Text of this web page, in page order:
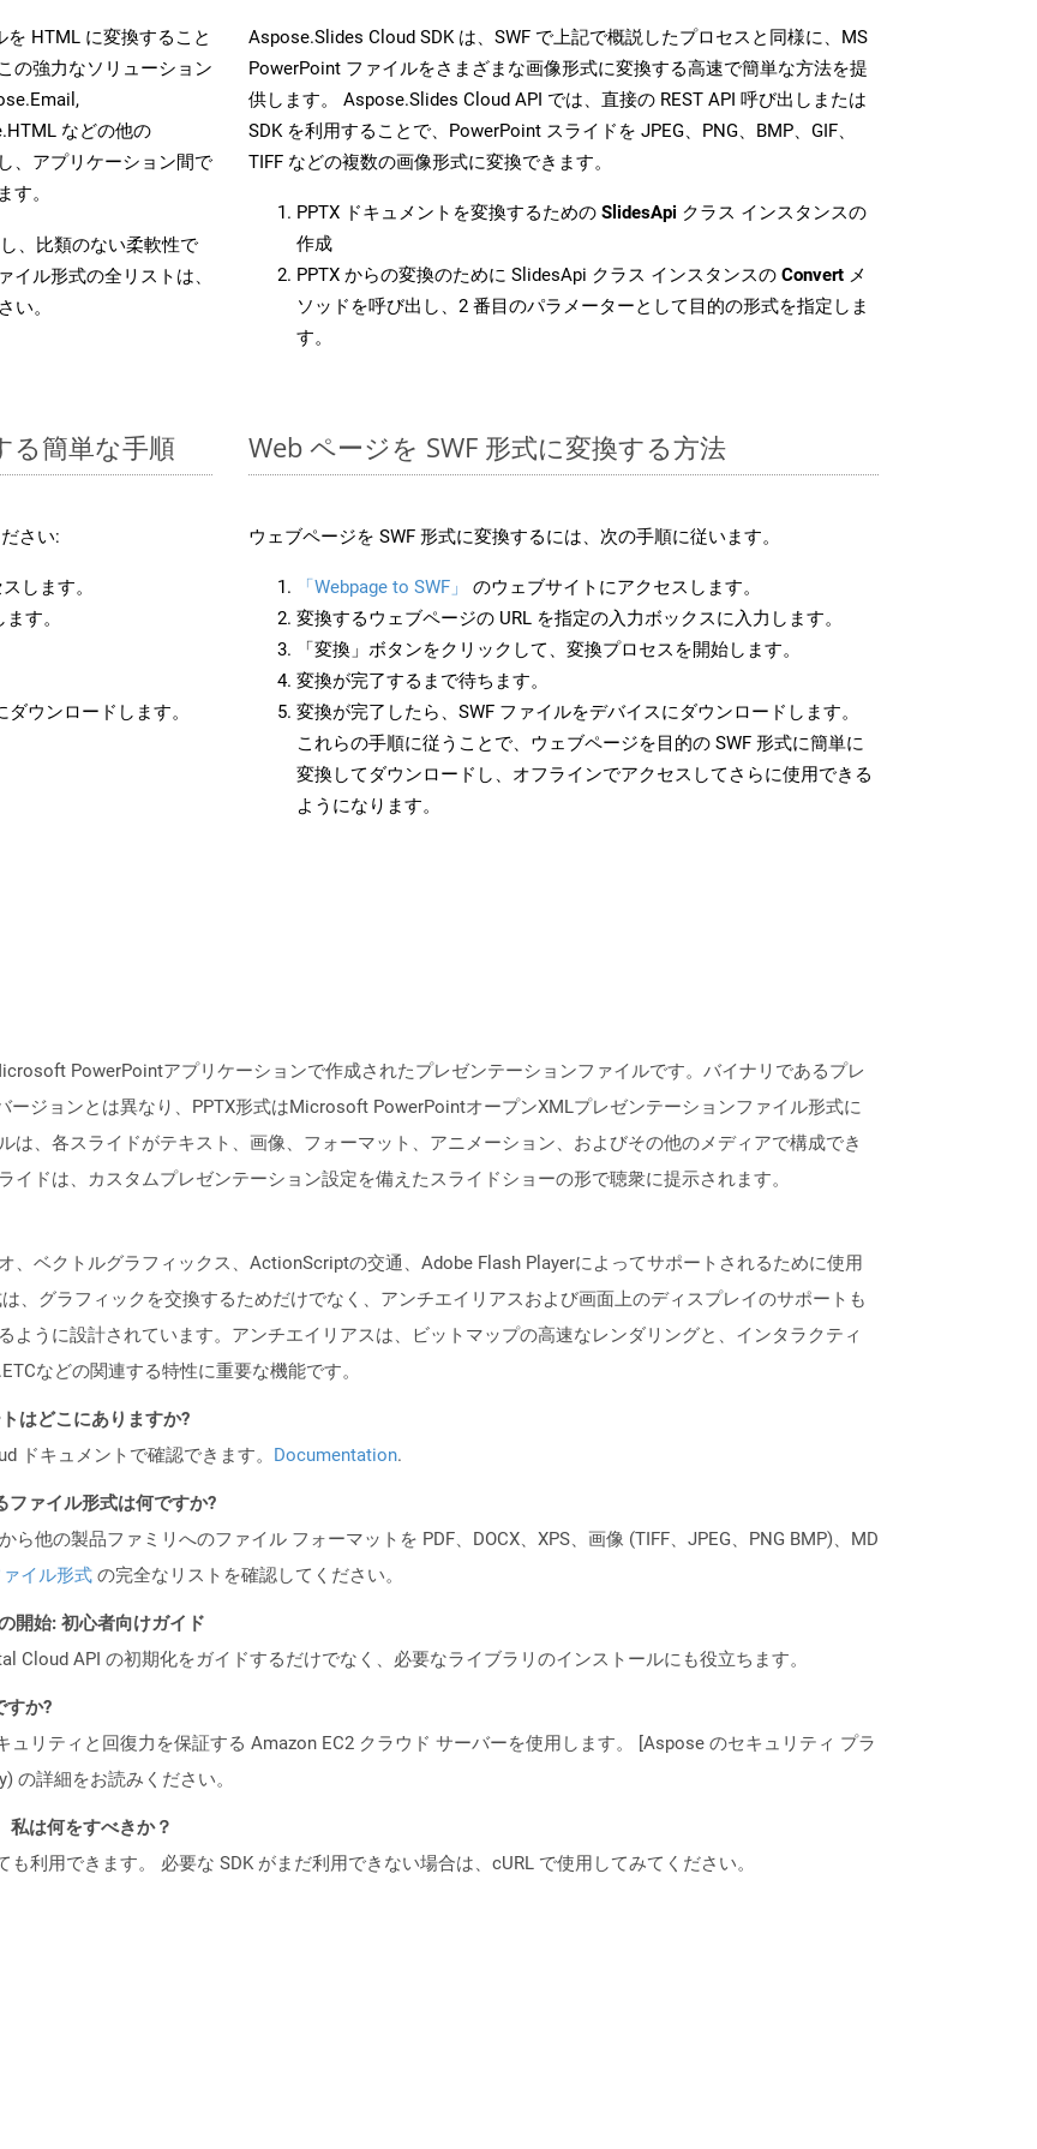
HTML に変換すること
の強力なソリューション
などの他の
、アプリケーション間で
す。
、比類のない柔軟性で
ル形式の全リストは、
い。
Aspose.Slides Cloud SDK は、SWF で上記で概説したプロセスと同様に、MS
PowerPoint ファイルをさまざまな画像形式に変換する高速で簡単な方法を提
供します。 Aspose.Slides Cloud API では、直接の REST API 呼び出しまたは
SDK を利用することで、PowerPoint スライドを JPEG、PNG、BMP、GIF、
TIFF などの複数の画像形式に変換できます。
PPTX ドキュメントを変換するための SlidesApi クラス インスタンスの
作成
PPTX からの変換のために SlidesApi クラス インスタンスの Convert メ
ソッドを呼び出し、2 番目のパラメーターとして目的の形式を指定しま
す。
る簡単な手順
さい:
します。
す。
ウンロードします。
Web ページを SWF 形式に変換する方法
ウェブページを SWF 形式に変換するには、次の手順に従います。
「Webpage to SWF」
のウェブサイトにアクセスします。
変換するウェブページの URL を指定の入力ボックスに入力します。
「変換」ボタンをクリックして、変換プロセスを開始します。
変換が完了するまで待ちます。
変換が完了したら、SWF ファイルをデバイスにダウンロードします。
これらの手順に従うことで、ウェブページを目的の SWF 形式に簡単に
変換してダウンロードし、オフラインでアクセスしてさらに使用できる
ようになります。
PowerPointアプリケーションで作成されたプレゼンテーションファイルです。バイナリであるプレ
ージョンとは異なり、PPTX形式はMicrosoft PowerPointオープンXMLプレゼンテーションファイル形式に
は、各スライドがテキスト、画像、フォーマット、アニメーション、およびその他のメディアで構成でき
イドは、カスタムプレゼンテーション設定を備えたスライドショーの形で聴衆に提示されます。
、ベクトルグラフィックス、ActionScriptの交通、Adobe Flash Playerによってサポートされるために使用
、グラフィックを交換するためだけでなく、アンチエイリアスおよび画面上のディスプレイのサポートも
ように設計されています。アンチエイリアスは、ビットマップの高速なレンダリングと、インタラクティ
などの関連する特性に重要な機能です。
はどこにありますか?
ドキュメントで確認できます。 Documentation.
ファイル形式は何ですか?
他の製品ファミリへのファイル フォーマットを PDF、DOCX、XPS、画像 (TIFF、JPEG、PNG BMP)、MD
イル形式 の完全なリストを確認してください。
開始: 初心者向けガイド
Cloud API の初期化をガイドするだけでなく、必要なライブラリのインストールにも役立ちます。
すか?
ュリティと回復力を保証する Amazon EC2 クラウド サーバーを使用します。 [Aspose のセキュリティ プラ
の詳細をお読みください。
私は何をすべきか？
利用できます。 必要な SDK がまだ利用できない場合は、cURL で使用してみてください。